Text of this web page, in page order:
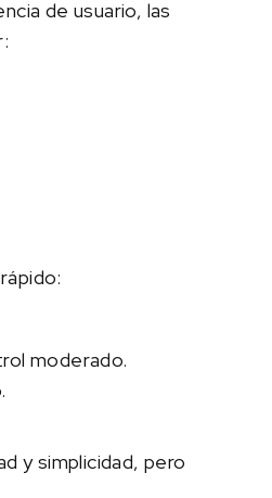
de usuario, las
moderado.
y simplicidad, pero